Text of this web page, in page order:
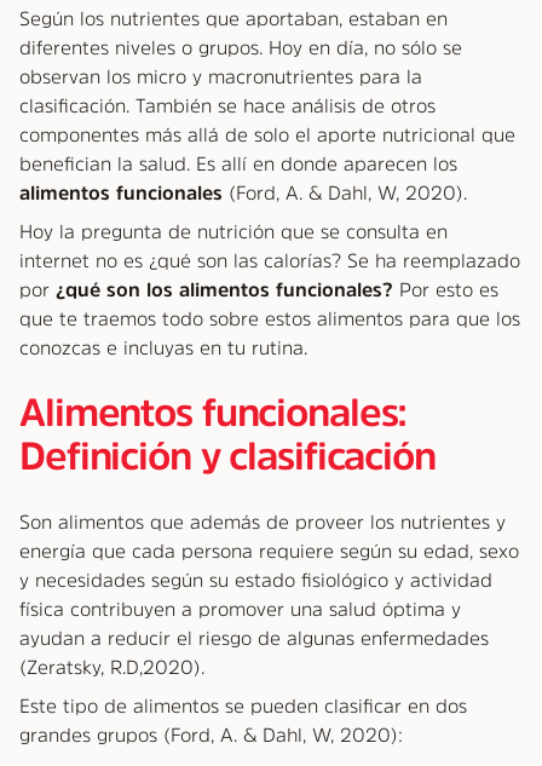
Según los nutrientes que aportaban, estaban en
diferentes niveles o grupos. Hoy en día, no sólo se
observan los micro y macronutrientes para la
clasificación. También se hace análisis de otros
componentes más allá de solo el aporte nutricional que
benefician la salud. Es allí en donde aparecen los
alimentos funcionales (Ford, A. & Dahl, W, 2020).
Hoy la pregunta de nutrición que se consulta en
internet no es ¿qué son las calorías? Se ha reemplazado
por ¿qué son los alimentos funcionales? Por esto es
que te traemos todo sobre estos alimentos para que los
conozcas e incluyas en tu rutina.
Alimentos funcionales:
Definición y clasificación
Son alimentos que además de proveer los nutrientes y
energía que cada persona requiere según su edad, sexo
y necesidades según su estado fisiológico y actividad
física contribuyen a promover una salud óptima y
ayudan a reducir el riesgo de algunas enfermedades
(Zeratsky, R.D,2020).
Este tipo de alimentos se pueden clasificar en dos
grandes grupos (Ford, A. & Dahl, W, 2020):